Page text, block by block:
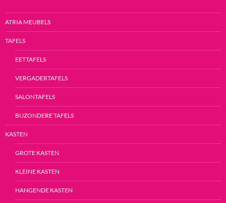
ATRIA MEUBELS
TAFELS
EETTAFELS
VERGADERTAFELS
SALONTAFELS
BIJZONDERE TAFELS
KASTEN
GROTE KASTEN
KLEINE KASTEN
HANGENDE KASTEN